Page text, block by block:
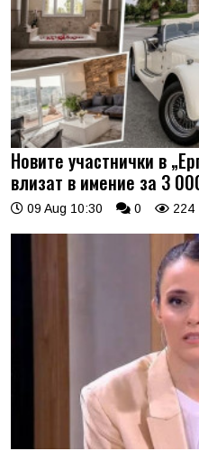
Новите участнички в
влизат в имение за 3
09 Aug 10:30 0 224